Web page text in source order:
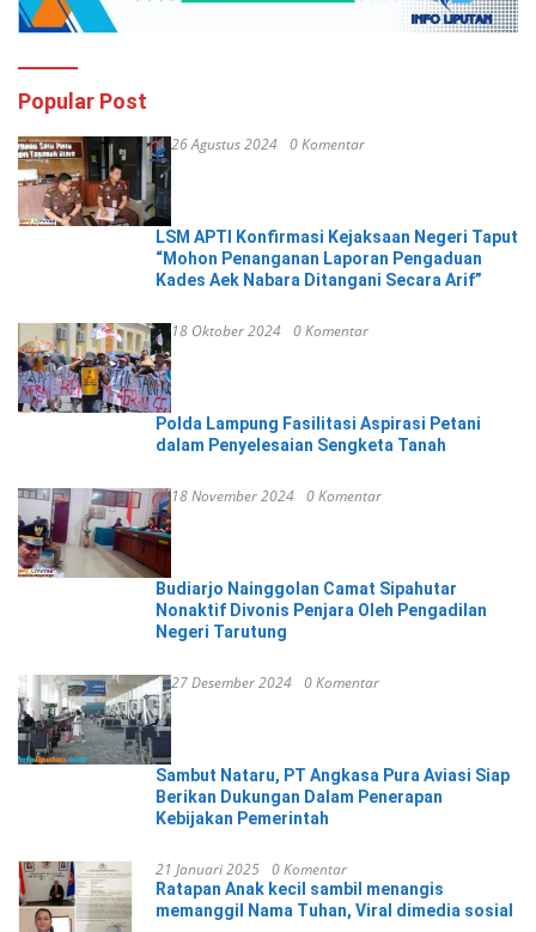
Popular Post
26 Agustus 2024 0 Komentar
LSM APTI Konfirmasi Kejaksaan Negeri Taput
“Mohon Penanganan Laporan Pengaduan
Kades Aek Nabara Ditangani Secara Arif”
18 Oktober 2024 0 Komentar
Polda Lampung Fasilitasi Aspirasi Petani
dalam Penyelesaian Sengketa Tanah
18 November 2024 0 Komentar
Budiarjo Nainggolan Camat Sipahutar
Nonaktif Divonis Penjara Oleh Pengadilan
Negeri Tarutung
27 Desember 2024 0 Komentar
Sambut Nataru, PT Angkasa Pura Aviasi Siap
Berikan Dukungan Dalam Penerapan
Kebijakan Pemerintah
21 Januari 2025 0 Komentar
Ratapan Anak kecil sambil menangis
memanggil Nama Tuhan, Viral dimedia sosial